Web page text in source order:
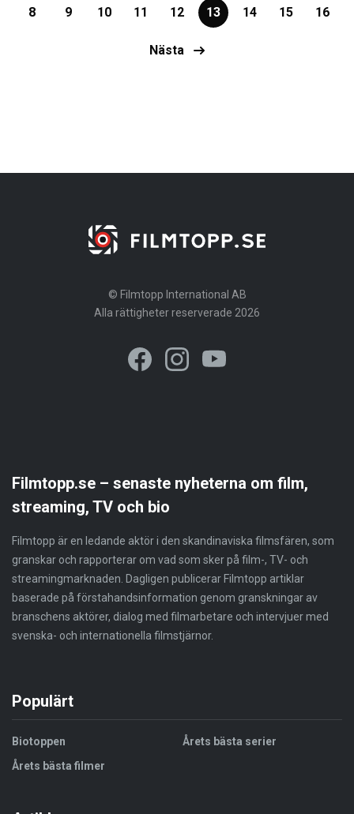
8 9 10 11 12 13 14 15 16
Nästa
© Filmtopp International AB
Alla rättigheter reserverade 2026
Filmtopp.se – senaste nyheterna om film,
streaming, TV och bio
Filmtopp är en ledande aktör i den skandinaviska filmsfären, som
granskar och rapporterar om vad som sker på film-, TV- och
streamingmarknaden. Dagligen publicerar Filmtopp artiklar
baserade på förstahandsinformation genom granskningar av
branschens aktörer, dialog med filmarbetare och intervjuer med
svenska- och internationella filmstjärnor.
Populärt
Biotoppen
Årets bästa filmer
Årets bästa serier